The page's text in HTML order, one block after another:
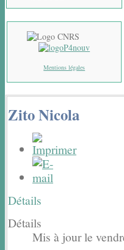
Mentions légales
Zito Nicola
Détails
Détails
Mis à jour le